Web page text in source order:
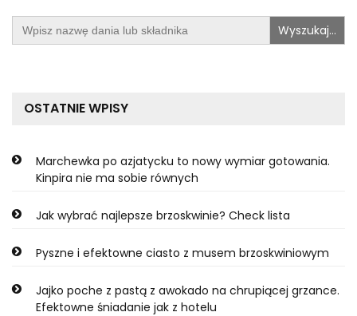
Search
for:
OSTATNIE WPISY
Marchewka po azjatycku to nowy wymiar gotowania.
Kinpira nie ma sobie równych
Jak wybrać najlepsze brzoskwinie? Check lista
Pyszne i efektowne ciasto z musem brzoskwiniowym
Jajko poche z pastą z awokado na chrupiącej grzance.
Efektowne śniadanie jak z hotelu